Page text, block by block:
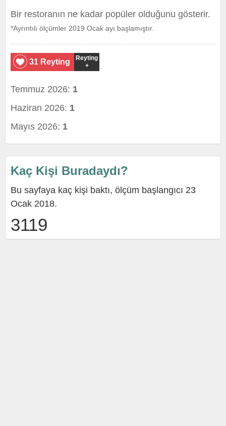
Bir restoranın ne kadar popüler olduğunu gösterir.
*Ayrıntılı ölçümler 2019 Ocak ayı başlamıştır.
31 Reyting
Reyting
+
Temmuz 2026: 1
Haziran 2026: 1
Mayıs 2026: 1
Kaç Kişi Buradaydı?
Bu sayfaya kaç kişi baktı, ölçüm başlangıcı 23
Ocak 2018.
3119